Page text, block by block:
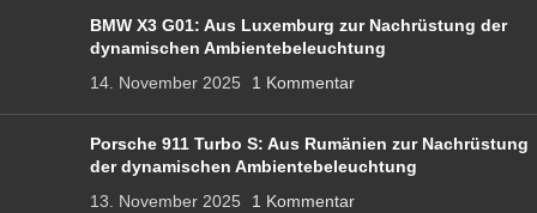
BMW X3 G01: Aus Luxemburg zur Nachrüstung der
dynamischen Ambientebeleuchtung
14. November 2025
1 Kommentar
Porsche 911 Turbo S: Aus Rumänien zur Nachrüstung
der dynamischen Ambientebeleuchtung
13. November 2025
1 Kommentar